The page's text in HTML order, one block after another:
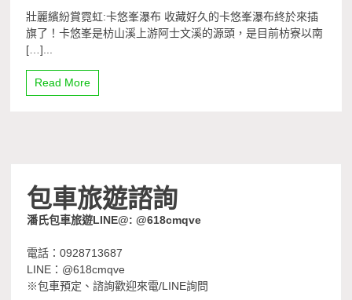
壯麗繽紛賞霓虹:卡悠峯瀑布 收藏好久的卡悠峯瀑布終於來插
旗了！卡悠峯是枋山溪上游阿士文溪的源頭，是目前枋寮以南
[…]...
Read More
包車旅遊諮詢
潘氏包車旅遊LINE@: @618cmqve
電話：0928713687
LINE：@618cmqve
※包車預定、諮詢歡迎來電/LINE詢問